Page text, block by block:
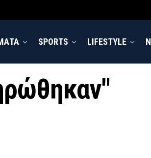
SPORTS LIFESTYLE